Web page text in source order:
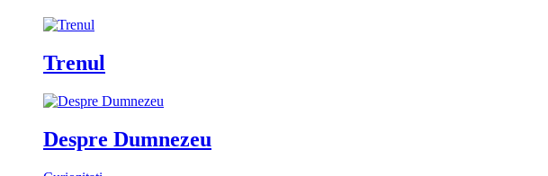
Trenul
Despre Dumnezeu